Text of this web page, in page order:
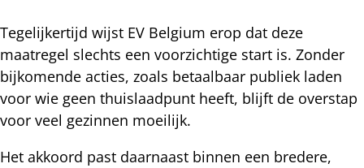
Tegelijkertijd wijst EV Belgium erop dat deze
maatregel slechts een voorzichtige start is. Zonder
bijkomende acties, zoals betaalbaar publiek laden
voor wie geen thuislaadpunt heeft, blijft de overstap
voor veel gezinnen moeilijk.
Het akkoord past daarnaast binnen een bredere,